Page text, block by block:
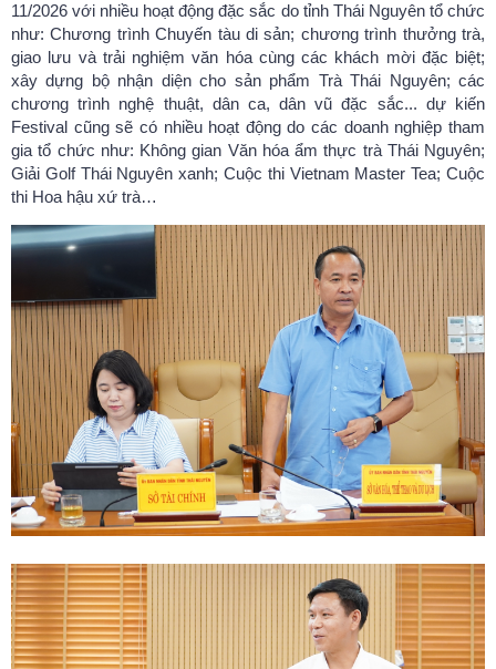
11/2026 với nhiều hoạt động đặc sắc do tỉnh Thái Nguyên tổ chức
như: Chương trình Chuyến tàu di sản; chương trình thưởng trà,
giao lưu và trải nghiệm văn hóa cùng các khách mời đặc biệt;
xây dựng bộ nhận diện cho sản phẩm Trà Thái Nguyên; các
chương trình nghệ thuật, dân ca, dân vũ đặc sắc... dự kiến
Festival cũng sẽ có nhiều hoạt động do các doanh nghiệp tham
gia tổ chức như: Không gian Văn hóa ẩm thực trà Thái Nguyên;
Giải Golf Thái Nguyên xanh; Cuộc thi Vietnam Master Tea; Cuộc
thi Hoa hậu xứ trà…